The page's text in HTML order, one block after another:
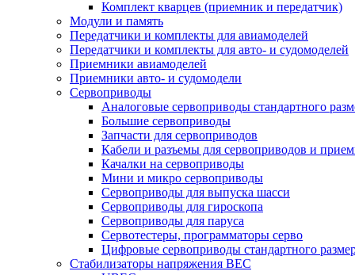
Комплект кварцев (приемник и передатчик)
Модули и память
Передатчики и комплекты для авиамоделей
Передатчики и комплекты для авто- и судомоделей
Приемники авиамоделей
Приемники авто- и судомодели
Сервоприводы
Аналоговые сервоприводы стандартного
Большие сервоприводы
Запчасти для сервоприводов
Кабели и разъемы для сервоприводов и
Качалки на сервоприводы
Мини и микро сервоприводы
Сервоприводы для выпуска шасси
Сервоприводы для гироскопа
Сервоприводы для паруса
Сервотестеры, программаторы серво
Цифровые сервоприводы стандартного
Стабилизаторы напряжения BEC